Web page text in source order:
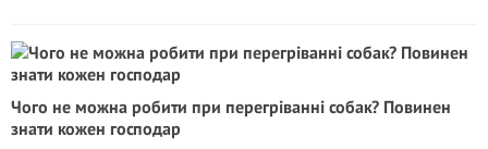
Чого не можна робити при перегріванні собак? Повинен
знати кожен господар